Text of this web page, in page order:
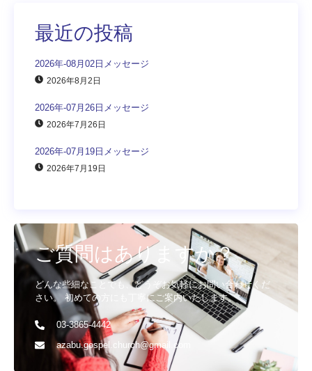
最近の投稿
2026年-08月02日メッセージ
2026年8月2日
2026年-07月26日メッセージ
2026年7月26日
2026年-07月19日メッセージ
2026年7月19日
ご質問はありますか？
どんな些細なことでも、どうぞお気軽にお問い合わせくだ
さい。 初めての方にも丁寧にご案内いたします。
03-3865-4442
azabu.gospel.church@gmail.com